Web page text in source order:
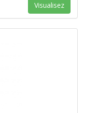
Visualisez